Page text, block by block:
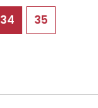
34 35